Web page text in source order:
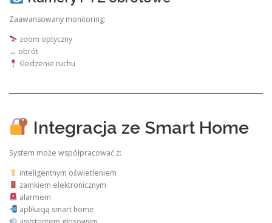
Zaawansowany monitoring:
zoom optyczny
↔ obrót
śledzenie ruchu
Integracja ze Smart Home
System może współpracować z:
inteligentnym oświetleniem
zamkiem elektronicznym
alarmem
aplikacją smart home